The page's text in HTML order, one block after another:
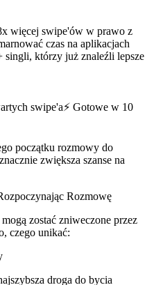
więcej swipe'ów w prawo z
czas na aplikacjach
singli, którzy już znaleźli lepsze
swipe'a⚡️ Gotowe w 10
początku rozmowy do
zwiększa szanse na
Rozmowę
zostać zniweczone przez
czego unikać:
droga do bycia